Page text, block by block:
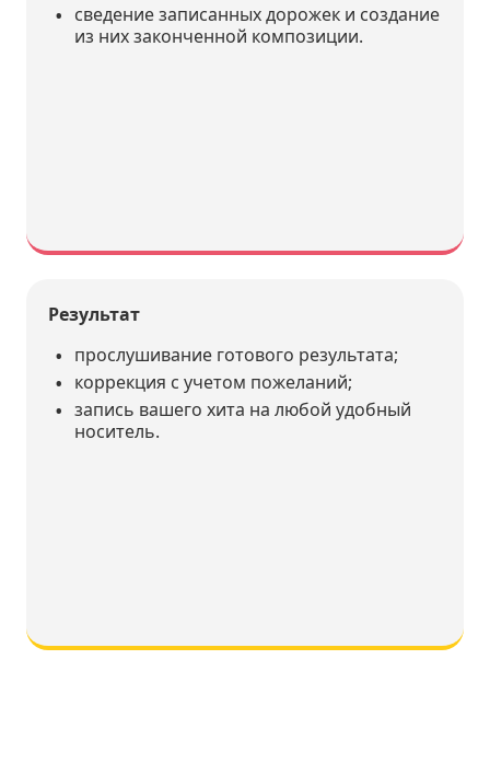
сведение записанных дорожек и создание
из них законченной композиции.
Результат
прослушивание готового результата;
коррекция с учетом пожеланий;
запись вашего хита на любой удобный
носитель.